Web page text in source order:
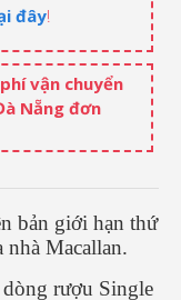
đây!
vận chuyển
Nẵng đơn
bản giới hạn thứ
Macallan.
rượu Single